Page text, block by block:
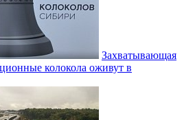
Захватывающая
колокола оживут в